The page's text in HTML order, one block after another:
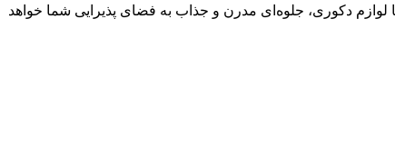
لوازم دکوری، جلوه‌ای مدرن و جذاب به فضای پذیرایی شما خواهد